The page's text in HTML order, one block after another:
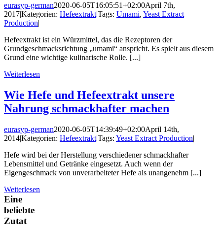
eurasyp-german2020-06-05T16:05:51+02:00April 7th,
2017|Kategorien: Hefeextrakt|Tags: Umami, Yeast Extract
Production|
Hefeextrakt ist ein Würzmittel, das die Rezeptoren der
Grundgeschmacksrichtung „umami“ anspricht. Es spielt aus diesem
Grund eine wichtige kulinarische Rolle. [...]
Weiterlesen
Wie Hefe und Hefeextrakt unsere
Nahrung schmackhafter machen
eurasyp-german2020-06-05T14:39:49+02:00April 14th,
2014|Kategorien: Hefeextrakt|Tags: Yeast Extract Production|
Hefe wird bei der Herstellung verschiedener schmackhafter
Lebensmittel und Getränke eingesetzt. Auch wenn der
Eigengeschmack von unverarbeiteter Hefe als unangenehm [...]
Weiterlesen
Eine
beliebte
Zutat